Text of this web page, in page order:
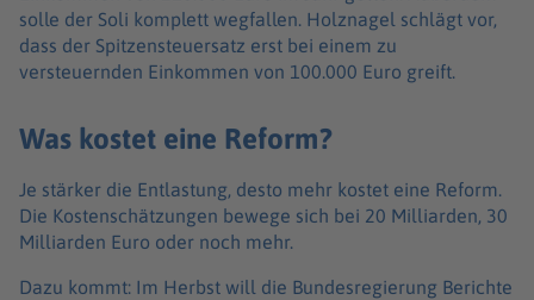
solle der Soli komplett wegfallen. Holznagel schlägt vor,
dass der Spitzensteuersatz erst bei einem zu
versteuernden Einkommen von 100.000 Euro greift.
Was kostet eine Reform?
Je stärker die Entlastung, desto mehr kostet eine Reform.
Die Kostenschätzungen bewege sich bei 20 Milliarden, 30
Milliarden Euro oder noch mehr.
Dazu kommt: Im Herbst will die Bundesregierung Berichte